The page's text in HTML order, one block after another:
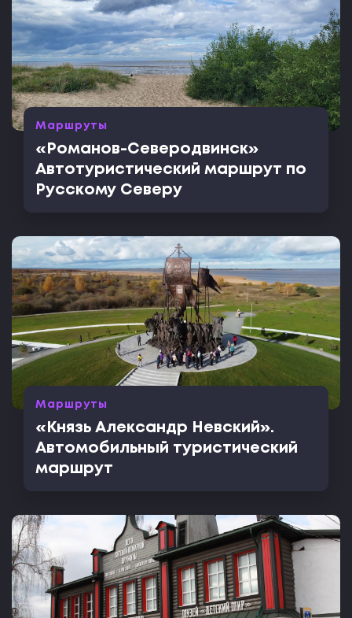
Маршруты
«Романов-Северодвинск»
Автотуристический маршрут по
Русскому Северу
Маршруты
«Князь Александр Невский».
Автомобильный туристический
маршрут